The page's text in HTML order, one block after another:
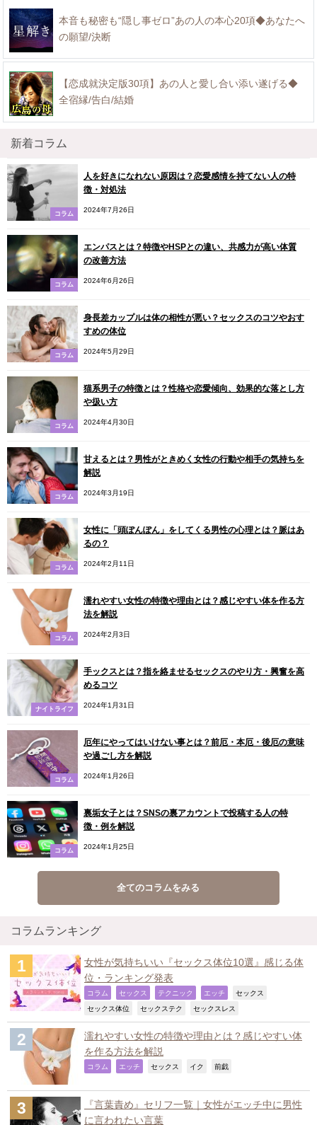
本音も秘密も“隠し事ゼロ”あの人の本心20項◆あなたへ
の願望/決断
【恋成就決定版30項】あの人と愛し合い添い遂げる◆
全宿縁/告白/結婚
新着コラム
コラム
人を好きになれない原因は？恋愛感情を持てない人の特
徴・対処法
2024年7月26日
コラム
エンパスとは？特徴やHSPとの違い、共感力が高い体質
の改善方法
2024年6月26日
コラム
身長差カップルは体の相性が悪い？セックスのコツやおす
すめの体位
2024年5月29日
コラム
猫系男子の特徴とは？性格や恋愛傾向、効果的な落とし方
や扱い方
2024年4月30日
コラム
甘えるとは？男性がときめく女性の行動や相手の気持ちを
解説
2024年3月19日
コラム
女性に「頭ぽんぽん」をしてくる男性の心理とは？脈はあ
るの？
2024年2月11日
コラム
濡れやすい女性の特徴や理由とは？感じやすい体を作る方
法を解説
2024年2月3日
ナイトライフ
手ックスとは？指を絡ませるセックスのやり方・興奮を高
めるコツ
2024年1月31日
コラム
厄年にやってはいけない事とは？前厄・本厄・後厄の意味
や過ごし方を解説
2024年1月26日
コラム
裏垢女子とは？SNSの裏アカウントで投稿する人の特
徴・例を解説
2024年1月25日
全てのコラムをみる
コラムランキング
女性が気持ちいい『セックス体位10選』感じる体
位・ランキング発表
コラム セックス テクニック エッチ セックス
セックス体位 セックステク セックスレス
濡れやすい女性の特徴や理由とは？感じやすい体
を作る方法を解説
コラム エッチ セックス イク 前戯
『言葉責め』セリフ一覧｜女性がエッチ中に男性
に言われたい言葉